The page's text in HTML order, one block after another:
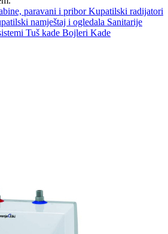
paravani i priborKupatilski radijatori
namještaj i ogledala Sanitarije
Tuš kade Bojleri Kade